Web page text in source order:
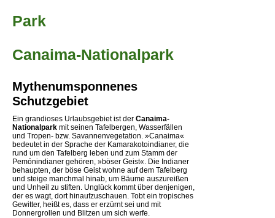
Park
Canaima-Nationalpark
Mythenumsponnenes
Schutzgebiet
Ein grandioses Urlaubsgebiet ist der Canaima-
Nationalpark mit seinen Tafelbergen, Wasserfällen
und Tropen- bzw. Savannenvegetation. »Canaima«
bedeutet in der Sprache der Kamarakotoindianer, die
rund um den Tafelberg leben und zum Stamm der
Pemónindianer gehören, »böser Geist«. Die Indianer
behaupten, der böse Geist wohne auf dem Tafelberg
und steige manchmal hinab, um Bäume auszureißen
und Unheil zu stiften. Unglück kommt über denjenigen,
der es wagt, dort hinaufzuschauen. Tobt ein tropisches
Gewitter, heißt es, dass er erzürnt sei und mit
Donnergrollen und Blitzen um sich werfe.